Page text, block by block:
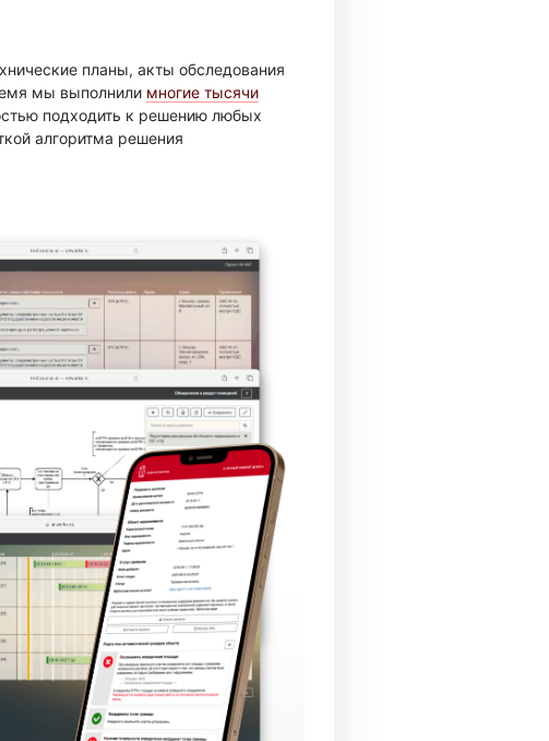
планы, акты обследования
мы выполнили многие тысячи
подходить к решению любых
алгоритма решения